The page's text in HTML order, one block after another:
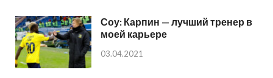
Соу: Карпин — лучший тренер в
моей карьере
03.04.2021